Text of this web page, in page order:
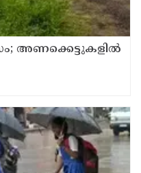
അണക്കെട്ടുകളില്‍